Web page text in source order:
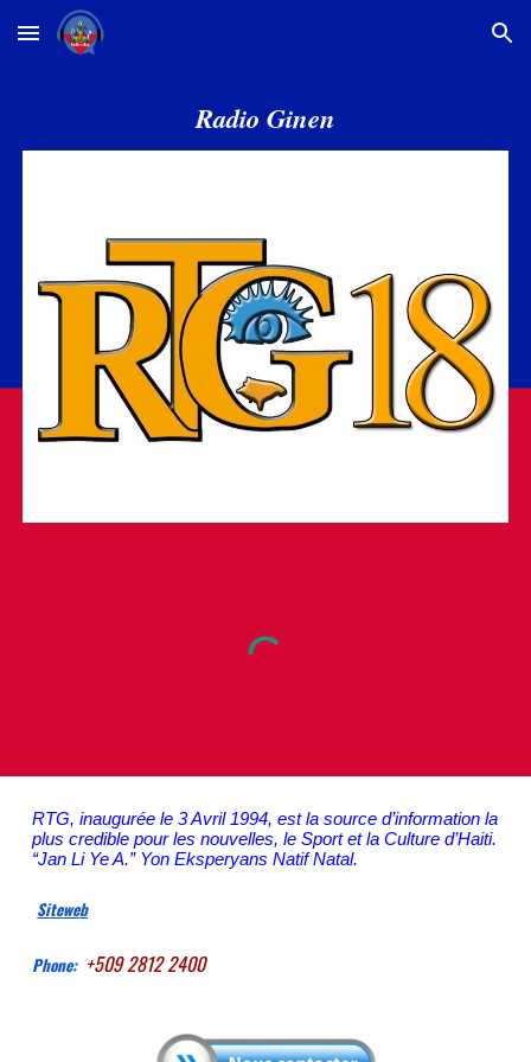
Skip to main content Skip to navigation
Radio Ginen
RTG, inaugurée le 3 Avril 1994, est la source d’information la
plus credible pour les nouvelles, le Sport et la Culture d’Haiti.
“Jan Li Ye A.” Yon Eksperyans Natif Natal.
Siteweb
Phone: +509 2812 2400